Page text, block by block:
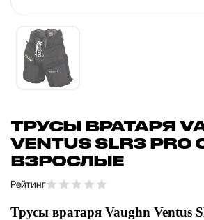
ТРУСЫ ВРАТАРЯ
VENTUS SLR3 PRO
ВЗРОСЛЫЕ
Рейтинг
Трусы вратаря Vaughn Ventus